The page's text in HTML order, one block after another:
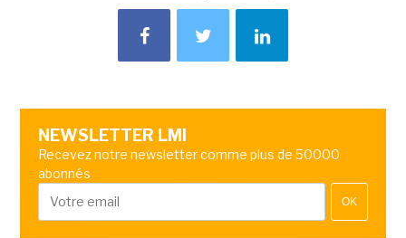
NEWSLETTER LMI
Recevez notre newsletter comme plus de 50000
abonnés
OK